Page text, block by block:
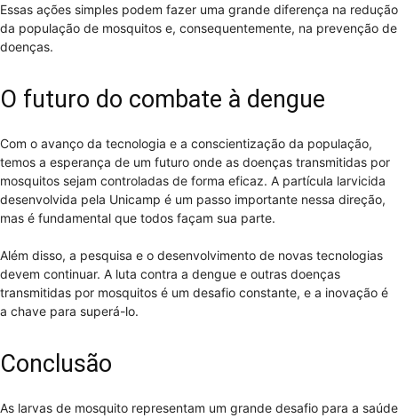
Essas ações simples podem fazer uma grande diferença na redução
da população de mosquitos e, consequentemente, na prevenção de
doenças.
O futuro do combate à dengue
Com o avanço da tecnologia e a conscientização da população,
temos a esperança de um futuro onde as doenças transmitidas por
mosquitos sejam controladas de forma eficaz. A partícula larvicida
desenvolvida pela Unicamp é um passo importante nessa direção,
mas é fundamental que todos façam sua parte.
Além disso, a pesquisa e o desenvolvimento de novas tecnologias
devem continuar. A luta contra a dengue e outras doenças
transmitidas por mosquitos é um desafio constante, e a inovação é
a chave para superá-lo.
Conclusão
As larvas de mosquito representam um grande desafio para a saúde